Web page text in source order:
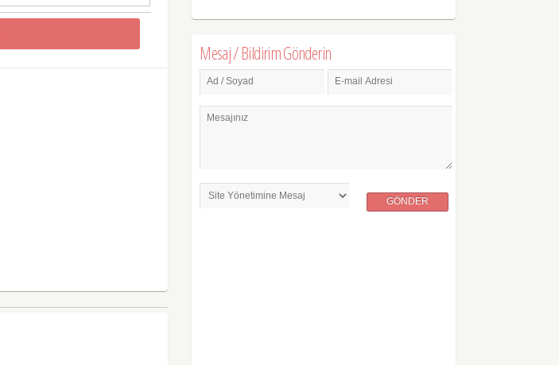
Mesaj / Bildirim Gönderin
Ad / Soyad E-mail Adresi
Mesajınız
GÖNDER